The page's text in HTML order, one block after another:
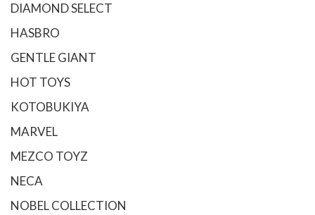
DIAMOND SELECT
HASBRO
GENTLE GIANT
HOT TOYS
KOTOBUKIYA
MARVEL
MEZCO TOYZ
NECA
NOBEL COLLECTION